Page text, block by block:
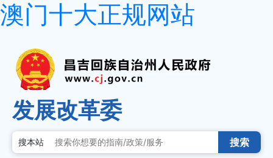
澳门十大正规网站
发展改革委
搜本站 搜索